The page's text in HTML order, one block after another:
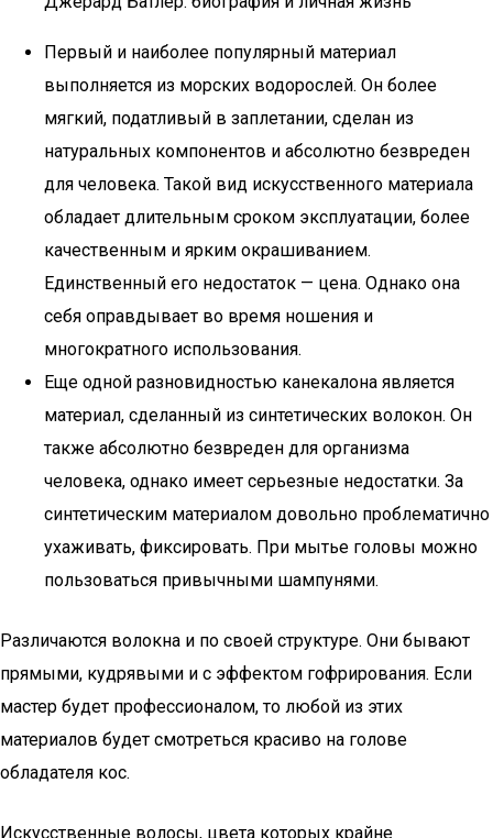
Первый и наиболее популярный материал
выполняется из морских водорослей. Он более
мягкий, податливый в заплетании, сделан из
натуральных компонентов и абсолютно безвреден
для человека. Такой вид искусственного материала
обладает длительным сроком эксплуатации, более
качественным и ярким окрашиванием.
Единственный его недостаток — цена. Однако она
себя оправдывает во время ношения и
многократного использования.
Еще одной разновидностью канекалона является
материал, сделанный из синтетических волокон. Он
также абсолютно безвреден для организма
человека, однако имеет серьезные недостатки. За
синтетическим материалом довольно проблематично
ухаживать, фиксировать. При мытье головы можно
пользоваться привычными шампунями.
Различаются волокна и по своей структуре. Они бывают
прямыми, кудрявыми и с эффектом гофрирования. Если
мастер будет профессионалом, то любой из этих
материалов будет смотреться красиво на голове
обладателя кос.
Искусственные волосы, цвета которых крайне